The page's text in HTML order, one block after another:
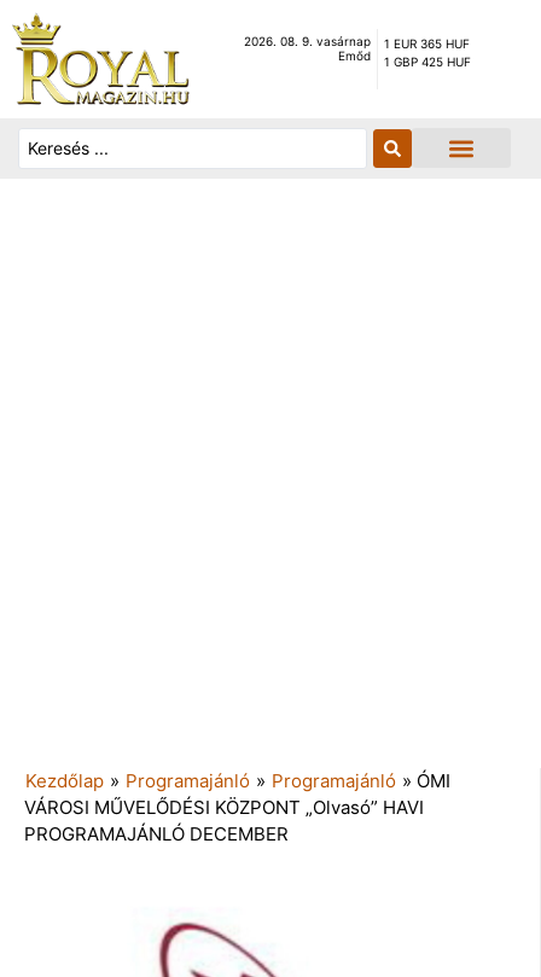
2026. 08. 9. vasárnap
Emőd
1 EUR 365 HUF
1 GBP 425 HUF
Kezdőlap » Programajánló » Programajánló » ÓMI
VÁROSI MŰVELŐDÉSI KÖZPONT „Olvasó” HAVI
PROGRAMAJÁNLÓ DECEMBER